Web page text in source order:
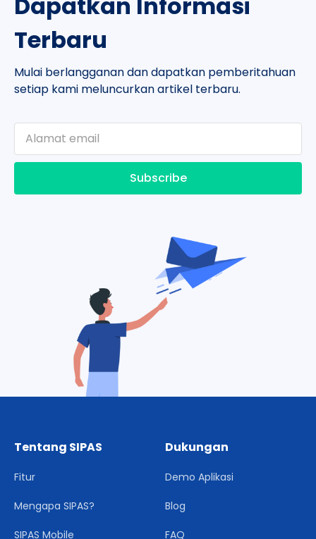
Terbaru
Mulai berlangganan dan dapatkan pemberitahuan
setiap kami meluncurkan artikel terbaru.
Subscribe
Tentang SIPAS
Fitur
Mengapa SIPAS?
SIPAS Mobile
Dukungan
Demo Aplikasi
Blog
FAQ